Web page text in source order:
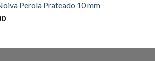
Perola Prateado 10 mm